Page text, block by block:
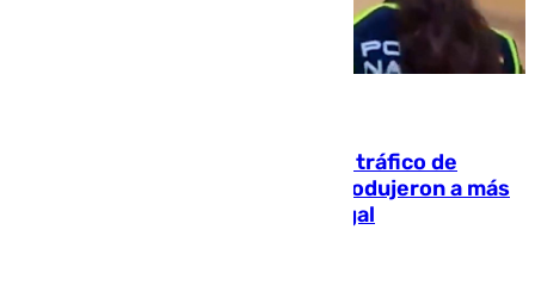
Cae una de las mayores redes de tráfico de
personas y droga en España: introdujeron a más
de 2.000 migrantes de forma ilegal